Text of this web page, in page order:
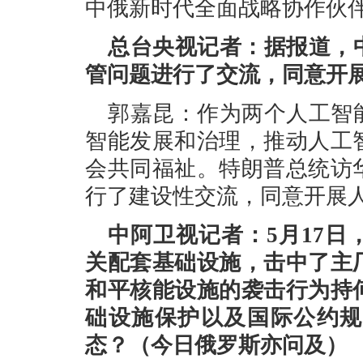
中俄新时代全面战略协作伙
总台央视记者：据报道，
管问题进行了交流，同意开
郭嘉昆：作为两个人工智
智能发展和治理，推动人
会共同福祉。特朗普总统
行了建设性交流，同意开展
中阿卫视记者：5月17日
关配套基础设施，击中了
和平核能设施的袭击行为
础设施保护以及国际公约
态？（今日俄罗斯亦问及）